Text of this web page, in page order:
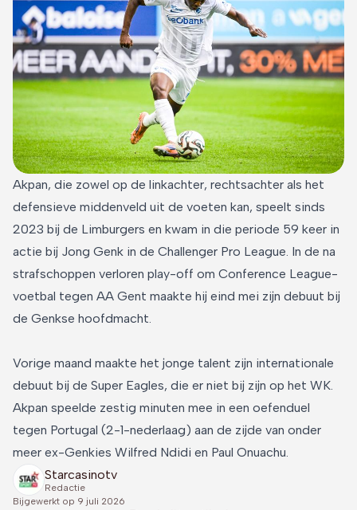
Akpan, die zowel op de linkachter, rechtsachter als het
defensieve middenveld uit de voeten kan, speelt sinds
2023 bij de Limburgers en kwam in die periode 59 keer in
actie bij Jong Genk in de Challenger Pro League. In de na
strafschoppen verloren play-off om Conference League-
voetbal tegen AA Gent maakte hij eind mei zijn debuut bij
de Genkse hoofdmacht.
Vorige maand maakte het jonge talent zijn internationale
debuut bij de Super Eagles, die er niet bij zijn op het WK.
Akpan speelde zestig minuten mee in een oefenduel
tegen Portugal (2-1-nederlaag) aan de zijde van onder
meer ex-Genkies Wilfred Ndidi en Paul Onuachu.
Starcasinotv
Redactie
Bijgewerkt op 9 juli 2026